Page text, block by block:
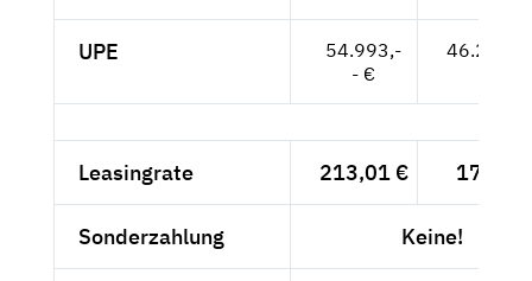
UPE
54.993,-
- €
Leasingrate 213,01 € 179,--
Sonderzahlung Keine!